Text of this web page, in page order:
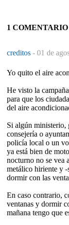
1 COMENTARIO
creditos - 01 de
Yo quito el aire
He visto la
para que los
del aire
Si algún ministerio,
consejería o
policía local o un
ya está bien de
nocturno no se vea
metálico hiriente y
dormir con las
En caso contrario,
ventanas y dormir
mañana tengo que